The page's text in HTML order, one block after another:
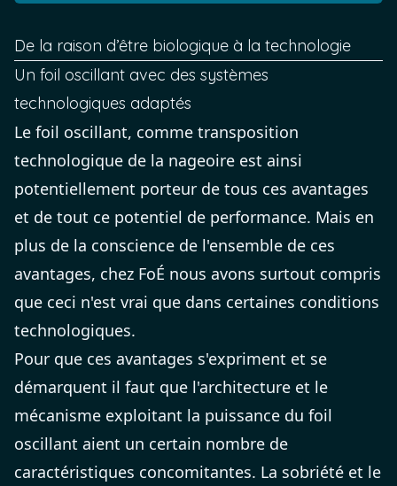
De la raison d’être biologique à la technologie
Un foil oscillant avec des systèmes
technologiques adaptés
Le foil oscillant, comme transposition
technologique de la nageoire est ainsi
potentiellement porteur de tous ces avantages
et de tout ce potentiel de performance. Mais en
plus de la conscience de l'ensemble de ces
avantages, chez FoÉ nous avons surtout compris
que ceci n'est vrai que dans certaines conditions
technologiques.
Pour que ces avantages s'expriment et se
démarquent il faut que l'architecture et le
mécanisme exploitant la puissance du foil
oscillant aient un certain nombre de
caractéristiques concomitantes. La sobriété et le